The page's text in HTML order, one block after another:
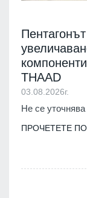
THAAD
03.08.2026г.
Не се
ПРОЧЕТЕТЕ